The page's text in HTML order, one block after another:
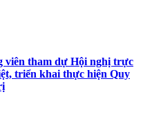
viên tham dự Hội nghị trực
triển khai thực hiện Quy